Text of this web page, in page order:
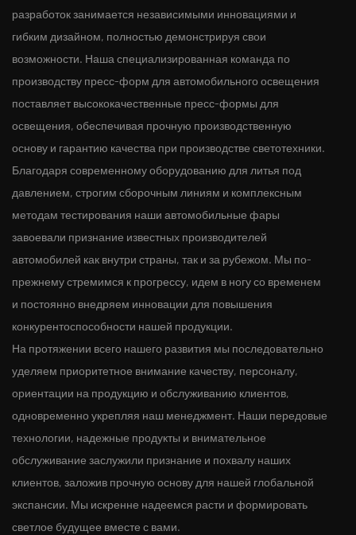
разработок занимается независимыми инновациями и
гибким дизайном, полностью демонстрируя свои
возможности. Наша специализированная команда по
производству пресс-форм для автомобильного освещения
поставляет высококачественные пресс-формы для
освещения, обеспечивая прочную производственную
основу и гарантию качества при производстве светотехники.
Благодаря современному оборудованию для литья под
давлением, строгим сборочным линиям и комплексным
методам тестирования наши автомобильные фары
завоевали признание известных производителей
автомобилей как внутри страны, так и за рубежом. Мы по-
прежнему стремимся к прогрессу, идем в ногу со временем
и постоянно внедряем инновации для повышения
конкурентоспособности нашей продукции.
На протяжении всего нашего развития мы последовательно
уделяем приоритетное внимание качеству, персоналу,
ориентации на продукцию и обслуживанию клиентов,
одновременно укрепляя наш менеджмент. Наши передовые
технологии, надежные продукты и внимательное
обслуживание заслужили признание и похвалу наших
клиентов, заложив прочную основу для нашей глобальной
экспансии. Мы искренне надеемся расти и формировать
светлое будущее вместе с вами.